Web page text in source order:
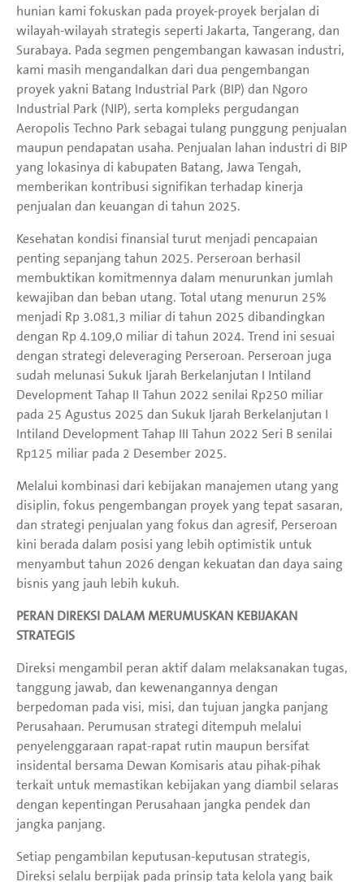
hunian kami fokuskan pada proyek-proyek berjalan di
wilayah-wilayah strategis seperti Jakarta, Tangerang, dan
Surabaya. Pada segmen pengembangan kawasan industri,
kami masih mengandalkan dari dua pengembangan
proyek yakni Batang Industrial Park (BIP) dan Ngoro
Industrial Park (NIP), serta kompleks pergudangan
Aeropolis Techno Park sebagai tulang punggung penjualan
maupun pendapatan usaha. Penjualan lahan industri di BIP
yang lokasinya di kabupaten Batang, Jawa Tengah,
memberikan kontribusi signifikan terhadap kinerja
penjualan dan keuangan di tahun 2025.
Kesehatan kondisi finansial turut menjadi pencapaian
penting sepanjang tahun 2025. Perseroan berhasil
membuktikan komitmennya dalam menurunkan jumlah
kewajiban dan beban utang. Total utang menurun 25%
menjadi Rp 3.081,3 miliar di tahun 2025 dibandingkan
dengan Rp 4.109,0 miliar di tahun 2024. Trend ini sesuai
dengan strategi deleveraging Perseroan. Perseroan juga
sudah melunasi Sukuk Ijarah Berkelanjutan I Intiland
Development Tahap II Tahun 2022 senilai Rp250 miliar
pada 25 Agustus 2025 dan Sukuk Ijarah Berkelanjutan I
Intiland Development Tahap III Tahun 2022 Seri B senilai
Rp125 miliar pada 2 Desember 2025.
Melalui kombinasi dari kebijakan manajemen utang yang
disiplin, fokus pengembangan proyek yang tepat sasaran,
dan strategi penjualan yang fokus dan agresif, Perseroan
kini berada dalam posisi yang lebih optimistik untuk
menyambut tahun 2026 dengan kekuatan dan daya saing
bisnis yang jauh lebih kukuh.
PERAN DIREKSI DALAM MERUMUSKAN KEBIJAKAN
STRATEGIS
Direksi mengambil peran aktif dalam melaksanakan tugas,
tanggung jawab, dan kewenangannya dengan
berpedoman pada visi, misi, dan tujuan jangka panjang
Perusahaan. Perumusan strategi ditempuh melalui
penyelenggaraan rapat-rapat rutin maupun bersifat
insidental bersama Dewan Komisaris atau pihak-pihak
terkait untuk memastikan kebijakan yang diambil selaras
dengan kepentingan Perusahaan jangka pendek dan
jangka panjang.
Setiap pengambilan keputusan-keputusan strategis,
Direksi selalu berpijak pada prinsip tata kelola yang baik